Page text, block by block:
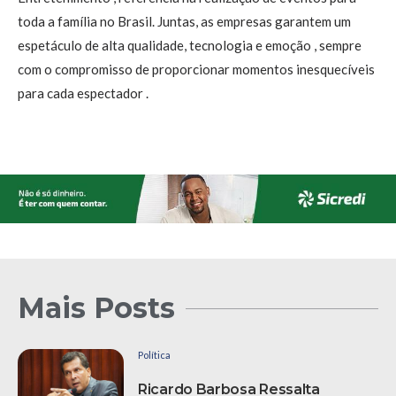
toda a família no Brasil. Juntas, as empresas garantem um
espetáculo de alta qualidade, tecnologia e emoção , sempre
com o compromisso de proporcionar momentos inesquecíveis
para cada espectador .
Mais Posts
Política
Ricardo Barbosa Ressalta